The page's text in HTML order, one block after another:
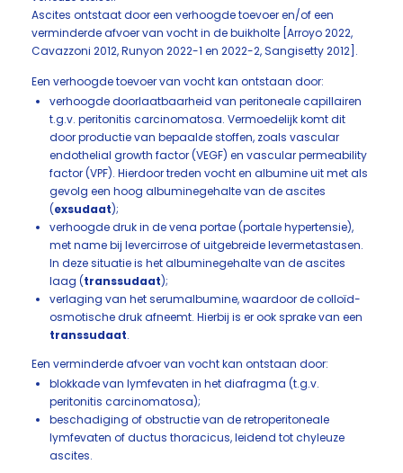
Ascites ontstaat door een verhoogde toevoer en/of een
verminderde afvoer van vocht in de buikholte [Arroyo 2022,
Cavazzoni 2012, Runyon 2022-1 en 2022-2, Sangisetty 2012].
Een verhoogde toevoer van vocht kan ontstaan door:
verhoogde doorlaatbaarheid van peritoneale capillairen
t.g.v. peritonitis carcinomatosa. Vermoedelijk komt dit
door productie van bepaalde stoffen, zoals vascular
endothelial growth factor (VEGF) en vascular permeability
factor (VPF). Hierdoor treden vocht en albumine uit met als
gevolg een hoog albuminegehalte van de ascites
(exsudaat);
verhoogde druk in de vena portae (portale hypertensie),
met name bij levercirrose of uitgebreide levermetastasen.
In deze situatie is het albuminegehalte van de ascites
laag (transsudaat);
verlaging van het serumalbumine, waardoor de colloïd-
osmotische druk afneemt. Hierbij is er ook sprake van een
transsudaat.
Een verminderde afvoer van vocht kan ontstaan door:
blokkade van lymfevaten in het diafragma (t.g.v.
peritonitis carcinomatosa);
beschadiging of obstructie van de retroperitoneale
lymfevaten of ductus thoracicus, leidend tot chyleuze
ascites.